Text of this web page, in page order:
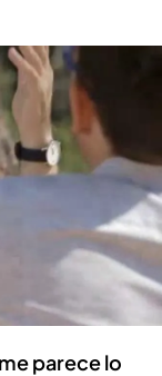
la verdad
discurso
y es un
repetitivo y
parece lo